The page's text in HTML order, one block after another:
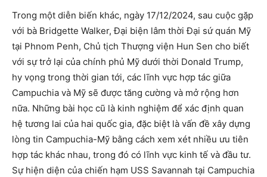
Trong một diễn biến khác, ngày 17/12/2024, sau cuộc gặp
với bà Bridgette Walker, Đại biện lâm thời Đại sứ quán Mỹ
tại Phnom Penh, Chủ tịch Thượng viện Hun Sen cho biết
với sự trở lại của chính phủ Mỹ dưới thời Donald Trump,
hy vọng trong thời gian tới, các lĩnh vực hợp tác giữa
Campuchia và Mỹ sẽ được tăng cường và mở rộng hơn
nữa. Những bài học cũ là kinh nghiệm để xác định quan
hệ tương lai của hai quốc gia, đặc biệt là vấn đề xây dựng
lòng tin Campuchia-Mỹ bằng cách xem xét nhiều ưu tiên
hợp tác khác nhau, trong đó có lĩnh vực kinh tế và đầu tư.
Sự hiện diện của chiến hạm USS Savannah tại Campuchia